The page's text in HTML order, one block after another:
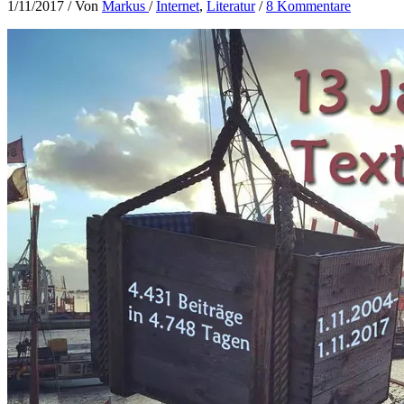
1/11/2017 / Von Markus /Internet, Literatur/8 Kommentare